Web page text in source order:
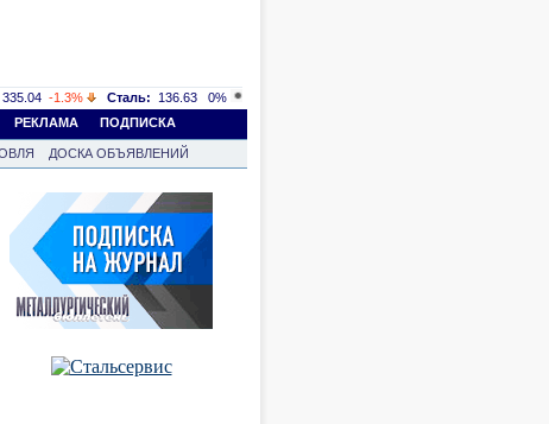
335.04 -1.3% Сталь: 136.63
0%
РЕКЛАМА ПОДПИСКА
ДОСКА ОБЪЯВЛЕНИЙ